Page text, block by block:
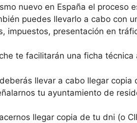
nuevo en España el
puedes llevarlo a cabo con
impuestos, presentación en
te facilitarán una ficha
llevar a cabo llegar
tu ayuntamiento de
llegar copia de tu dni (o